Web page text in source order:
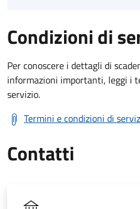
Condizioni di
Per conoscere i dettagli di
informazioni importanti, leggi i
servizio.
Termini e condizioni di
Contatti